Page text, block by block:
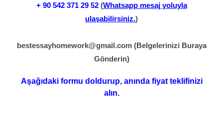
+ 90 542 371 29 52(Whatsapp mesaj yoluyla
ulaşabilirsiniz.)
bestessayhomework@gmail.com(Belgelerinizi Buraya
Gönderin)
Aşağıdaki formu doldurup, anında fiyat teklifinizi
alın.